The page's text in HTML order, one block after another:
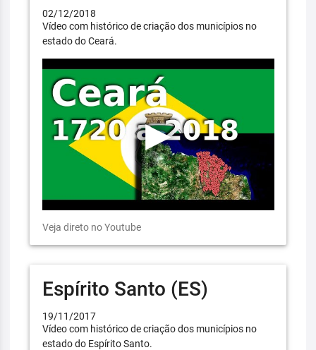
02/12/2018
Vídeo com histórico de criação dos municípios no
estado do Ceará.
Veja direto no Youtube
Espírito Santo (ES)
19/11/2017
Vídeo com histórico de criação dos municípios no
estado do Espírito Santo.